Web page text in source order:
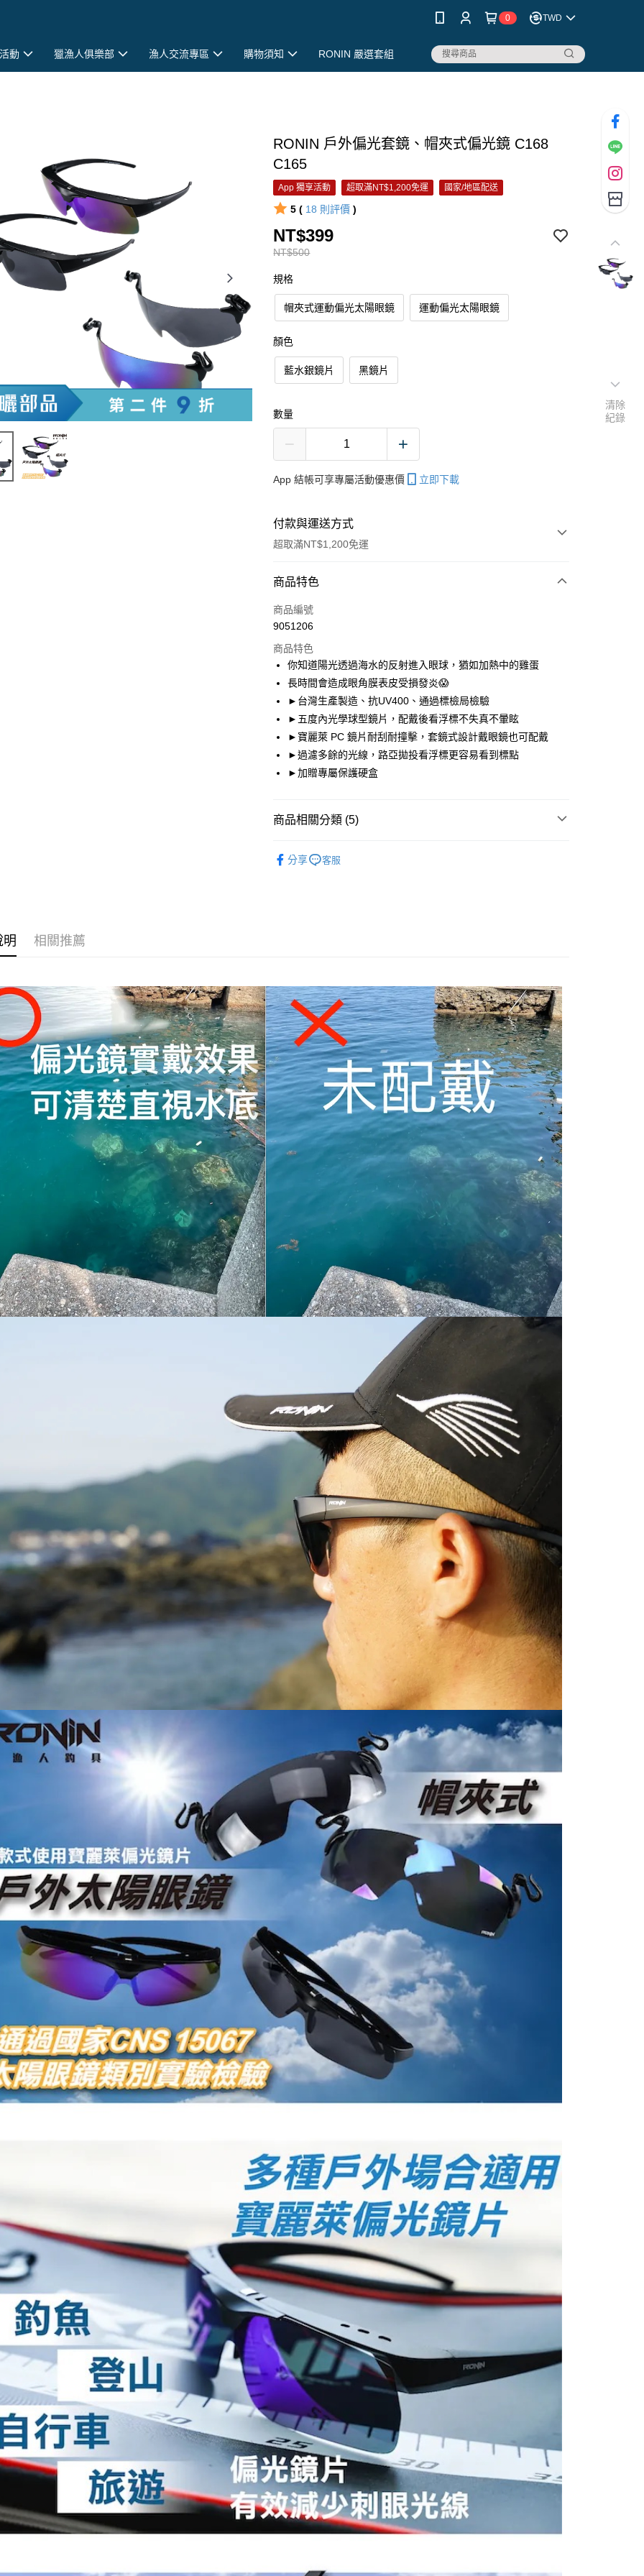
0 TWD
動 獵漁人俱樂部 漁人交流專區 購物須知 RONIN 嚴選套組
RONIN 戶外偏光套鏡、帽夾式偏光鏡 C168
C165
App 獨享活動 超取滿NT$1,200免運 國家/地區配送
5 ( 18 則評價 )
NT$500
NT$399
規格
帽夾式運動偏光太陽眼鏡 運動偏光太陽眼鏡
顏色
藍水銀鏡片 黑鏡片
數量
App 結帳可享專屬活動優惠價 立即下載
付款與運送方式
超取滿NT$1,200免運
付款方式
信用卡一次付款
3 期 0 利率 每期 NT$133 21家銀行
合作金庫商業銀行
第一商業銀行
華南商業銀行
彰化商業銀行
國泰世華商業銀行
兆豐國際商業銀行
臺灣中小企業銀行
台中商業銀行
匯豐（台灣）商業銀行
華泰商業銀行
聯邦商業銀行
台新國際商業銀行
超商取貨付款
街口支付
【大哥付你分期使用說明】
流程，驗證手機門號後，選擇欲分期的期數、繳款截止日，確認付款後即
帳／街口支付／iPASS MONEY」等通路繳費。
【注意事項】
1.本服務係由「台灣大哥大股份有限公司」（以下簡稱本公司）所提供，讓
用戶於交易時，得透過本服務購買商品或服務，並由商店將買賣／分期付
款買賣價金債權讓與本公司後，依約使用本公司帳單繳交帳款。
2.基於同意付款使用「大哥付你分期」之契約關係目的，商店將以您的個人
資料（包含姓名、電話或地址）提供予台灣大哥大進項蒐集、處理及利
用，由本公司與您本人進行分期帳單所需資料之確認、核對及更正。
3.完整用戶服務條款，請詳閱以下連結： https://oppay.tw/userRule
【關於「AFTEE先享後付」】
２．訂單成立數日內，您將收到繳費通知簡訊。
３．收到繳費通知簡訊後14天內，點擊此簡訊中的連結，可透過四大超商
／ATM／網路銀行／等多元方式進行付款，方視為交易完成。
※ 請注意：結帳手續完成當下不需立刻繳費，但若您需要取消訂單，請聯
絡購買商品的店家。未經商家同意取消之訂單仍視為有效，需透過AFTEE
先享後付繳納相關費用。
※ 交易是否成功請以「AFTEE先享後付 」之結帳頁面顯示為準，若有關於
是否繳費成功／繳費後需取消欲退款等相關疑問，請聯繫「AFTEE先享後
付客戶支援中心」
https://netprotections.freshdesk.com/support/home
【注意事項】
１．透過由恩沛科技股份有限公司提供之「AFTEE先享後付」服務完成之
交易，需依本服務之必要範圍內提供個人資料，並將交易相關給付款項請
求債權轉讓予恩沛科技股份有限公司。
２．關於個人資料處理事宜，請瀏覽以下網址：
https://aftee.tw/terms/#terms3
３．未成年的使用者請事先徵得法定代理人或監護人之同意方可使用
「AFTEE先享後付」，若未經同意申辦者引起之損失，本公司不負相關責
４．使用「AFTEE先享後付」時，將依據個別帳號之用戶狀況，依本公司
即時審查核予不同之上限額度；若仍有額度不足之情形，本公司將視審查
結果請求用戶進行身份認證。
５．嚴禁一人註冊多個帳號或使用他人資訊註冊。若發現惡意使用之情
形，恩沛科技股份有限公司將有權停止該用戶之使用額度並採取法律行
每筆NT$60，滿NT$1,200(含以上)免運費
付款後全家取貨
每筆NT$60，滿NT$1,200(含以上)免運費
7-11取貨付款
每筆NT$60，滿NT$1,200(含以上)免運費
付款後7-11取貨
每筆NT$60，滿NT$1,200(含以上)免運費
一般宅配（門市自取請勿下單，請聯繫客服）
每筆NT$100，滿NT$2,000(含以上)免運費
每筆NT$200，滿NT$2,000(含以上)免運費
貨到付款（門市自取請勿下單，請聯繫客服）
每筆NT$200，滿NT$3,000(含以上)免運費
國家/地區配送(**下單前請私訊客服確認實際運費(運費另
計)，訂單才得以成立**)
查看運費
商品特色
商品編號
9051206
商品特色
你知道陽光透過海水的反射進入眼球，猶如加熱中的雞蛋
長時間會造成眼角膜表皮受損發炎😱
►台灣生產製造、抗UV400、通過標檢局檢驗
►五度內光學球型鏡片，配戴後看浮標不失真不暈眩
►寶麗萊 PC 鏡片耐刮耐撞擊，套鏡式設計戴眼鏡也可配戴
►過濾多餘的光線，路亞拋投看浮標更容易看到標點
►加贈專屬保護硬盒
商品相關分類 (5)
分享 客服
明 相關推薦
清除
紀錄